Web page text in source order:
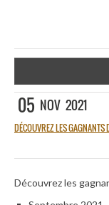
05 NOV 2021
DÉCOUVREZ LES GAGNANTS
Découvrez les